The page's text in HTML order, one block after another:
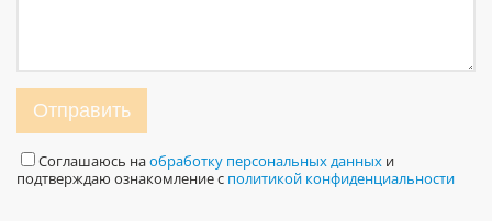
Отправить
Соглашаюсь наобработку персональных данных и
подтверждаю ознакомление с политикой конфиденциальности